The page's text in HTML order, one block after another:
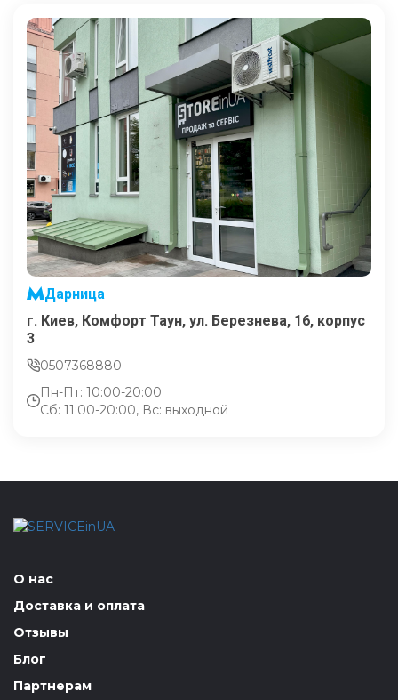
Дарница
г. Киев, Комфорт Таун, ул. Березнева, 16, корпус
3
0507368880
Пн-Пт: 10:00-20:00
Сб: 11:00-20:00, Вс: выходной
О нас
Доставка и оплата
Отзывы
Блог
Партнерам